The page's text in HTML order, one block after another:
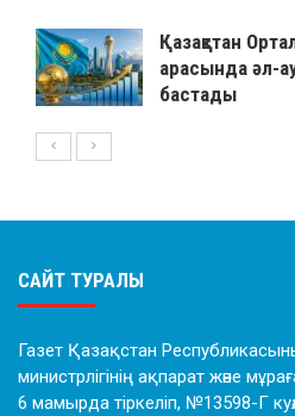
Қазақстан
арасында әл-
бастады
САЙТ ТУРАЛЫ
Газет Қазақстан
министрлігінің ақпарат және
6 мамырда тіркеліп, №13598-Г